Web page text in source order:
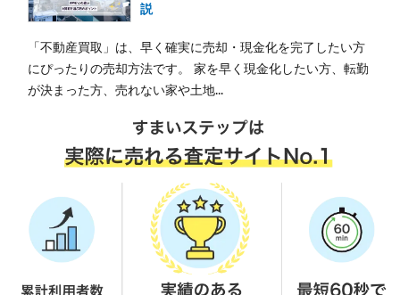
説
「不動産買取」は、早く確実に売却・現金化を完了したい方
にぴったりの売却方法です。 家を早く現金化したい方、転勤
が決まった方、売れない家や土地...